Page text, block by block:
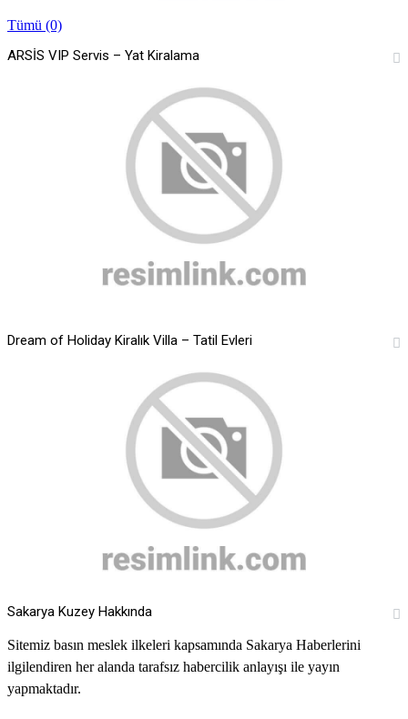
Tümü (0)
ARSİS VIP Servis – Yat Kiralama
Dream of Holiday Kiralık Villa – Tatil Evleri
Sakarya Kuzey Hakkında
Sitemiz basın meslek ilkeleri kapsamında Sakarya Haberlerini
ilgilendiren her alanda tarafsız habercilik anlayışı ile yayın
yapmaktadır.